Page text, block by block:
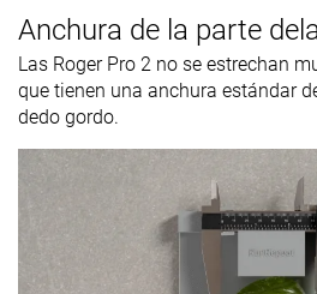
Anchura de la parte
Las Roger Pro 2 no se estrechan
que tienen una anchura estándar
dedo gordo.